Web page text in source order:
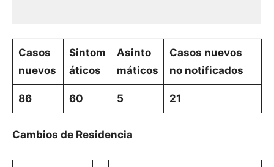
Casos
nuevos
Sintom
áticos
Asinto
máticos
Casos nuevos
no notificados
86 60 5 21
Cambios de Residencia